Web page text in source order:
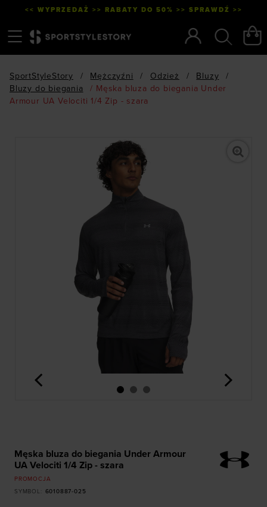
<< WYPRZEDAŻ >> RABATY DO 50% >> SPRAWDŹ >>
SportStyleStory / Mężczyźni / Odzież / Bluzy
/
Bluzy do biegania
/ Męska bluza do biegania Under
Armour UA Velociti 1/4 Zip - szara
<
Męska bluza do biegania Under Armour
UA Velociti 1/4 Zip - szara
PROMOCJA
SYMBOL
6010887-025